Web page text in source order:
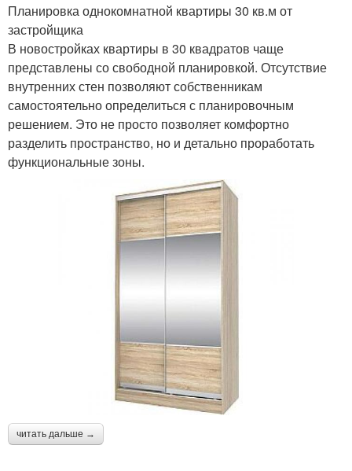
Планировка однокомнатной квартиры 30 кв.м от
застройщика
В новостройках квартиры в 30 квадратов чаще
представлены со свободной планировкой. Отсутствие
внутренних стен позволяют собственникам
самостоятельно определиться с планировочным
решением. Это не просто позволяет комфортно
разделить пространство, но и детально проработать
функциональные зоны.
читать дальше →